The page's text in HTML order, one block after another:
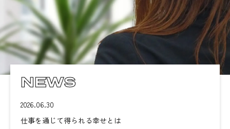
NEWS
2026.06.30
仕事を通じて得られる幸せとは